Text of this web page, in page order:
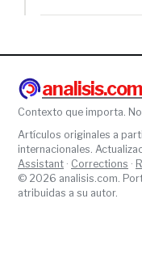
analisis.com
Contexto que importa.
Artículos originales a
internacionales.
Assistant · Corrections ·
© 2026 analisis.com.
atribuidas a su autor.